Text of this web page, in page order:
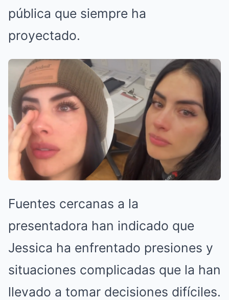
pública que siempre ha
proyectado.
Fuentes cercanas a la
presentadora han indicado que
Jessica ha enfrentado presiones y
situaciones complicadas que la han
llevado a tomar decisiones difíciles.